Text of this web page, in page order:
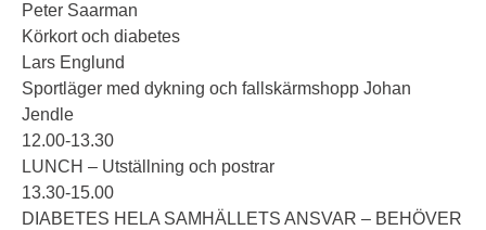
Peter Saarman
Körkort och diabetes
Lars Englund
Sportläger med dykning och fallskärmshopp Johan
Jendle
12.00-13.30
LUNCH – Utställning och postrar
13.30-15.00
DIABETES HELA SAMHÄLLETS ANSVAR – BEHÖVER